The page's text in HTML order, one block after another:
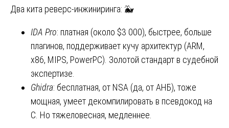
Два кита реверс-инжиниринга: 🐳
IDA Pro: платная (около $3 000), быстрее, больше
плагинов, поддерживает кучу архитектур (ARM,
x86, MIPS, PowerPC). Золотой стандарт в судебной
экспертизе.
Ghidra: бесплатная, от NSA (да, от АНБ), тоже
мощная, умеет декомпилировать в псевдокод на
C. Но тяжеловесная, медленнее.